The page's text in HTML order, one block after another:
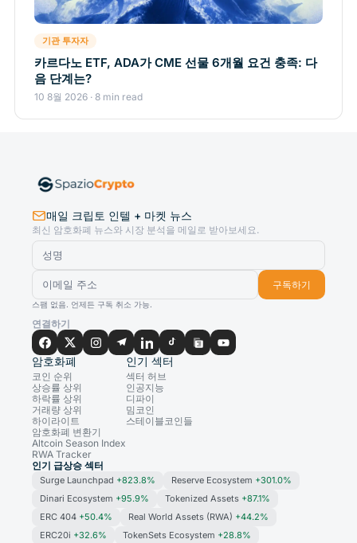
기관 투자자
카르다노 ETF, ADA가 CME 선물 6개월 요건 충족: 다
음 단계는?
10 8월 2026 · 8 min read
매일 크립토 인텔 + 마켓 뉴스
최신 암호화폐 뉴스와 시장 분석을 메일로 받아보세요.
구독하기
스팸 없음. 언제든 구독 취소 가능.
연결하기
암호화폐
코인 순위
상승률 상위
하락률 상위
거래량 상위
하이라이트
암호화폐 변환기
Altcoin Season Index
RWA Tracker
인기 섹터
섹터 허브
인공지능
디파이
밈코인
스테이블코인들
인기 급상승 섹터
Surge Launchpad +823.8% Reserve Ecosystem +301.0%
Dinari Ecosystem +95.9% Tokenized Assets +87.1%
ERC 404 +50.4% Real World Assets (RWA) +44.2%
ERC20i +32.6% TokenSets Ecosystem +28.8%